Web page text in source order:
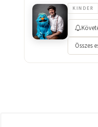
KINDER
Összes